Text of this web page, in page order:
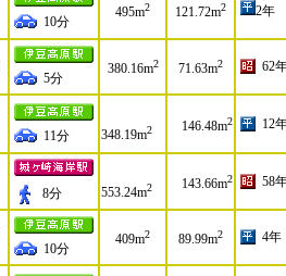
10分
495m2 121.72m2 2年
5分
380.16m2 71.63m2 62
11分 348.19m2 146.48m2 12
8分 553.24m2 143.66m2 58
10分
409m2 89.99m2 4年